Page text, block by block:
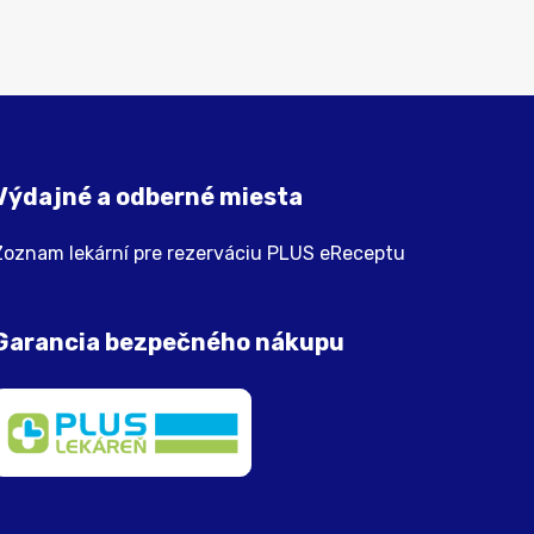
a odberné miesta
lekární pre rezerváciu PLUS eReceptu
bezpečného nákupu